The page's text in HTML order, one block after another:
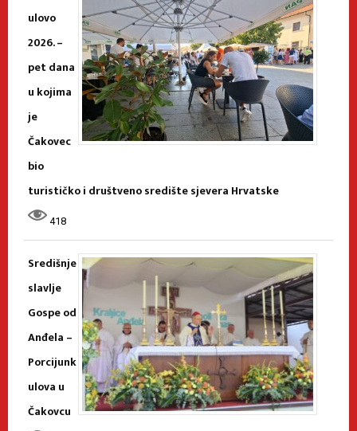
ulovo
2026. –
pet dana
u kojima
je
Čakovec
bio
turističko i društveno središte sjevera Hrvatske
418
Središnje
slavlje
Gospe od
Anđela –
Porcijunk
ulova u
Čakovcu